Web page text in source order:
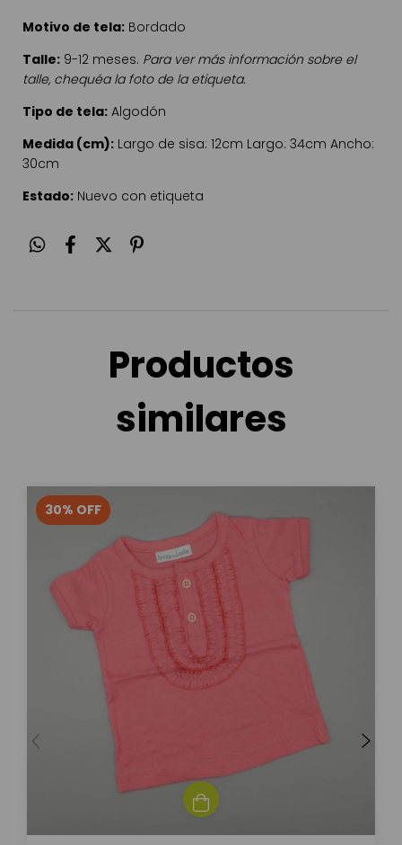
Motivo de tela: Bordado
Talle: 9-12 meses. Para ver más información sobre el
talle, chequéa la foto de la etiqueta.
Tipo de tela: Algodón
Medida (cm): Largo de sisa: 12cm Largo: 34cm Ancho:
30cm
Estado: Nuevo con etiqueta
Productos
similares
30% OFF